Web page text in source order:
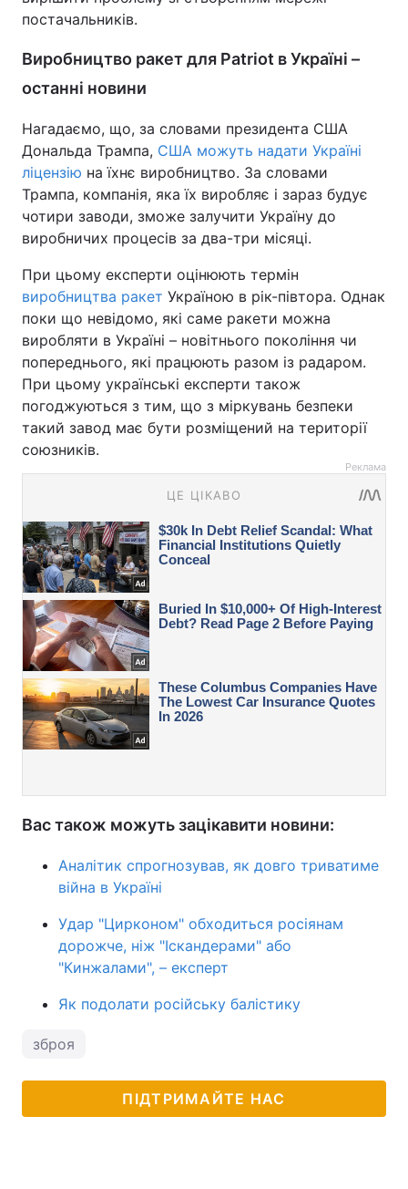
постачальників.
Виробництво ракет для Patriot в Україні –
останні новини
Нагадаємо, що, за словами президента США
Дональда Трампа, США можуть надати Україні
ліцензію на їхнє виробництво. За словами
Трампа, компанія, яка їх виробляє і зараз будує
чотири заводи, зможе залучити Україну до
виробничих процесів за два-три місяці.
При цьому експерти оцінюють термін
виробництва ракет Україною в рік-півтора. Однак
поки що невідомо, які саме ракети можна
виробляти в Україні – новітнього покоління чи
попереднього, які працюють разом із радаром.
При цьому українські експерти також
погоджуються з тим, що з міркувань безпеки
такий завод має бути розміщений на території
союзників.
Реклама
Вас також можуть зацікавити новини:
Аналітик спрогнозував, як довго триватиме
війна в Україні
Удар "Цирконом" обходиться росіянам
дорожче, ніж "Іскандерами" або
"Кинжалами", – експерт
Як подолати російську балістику
зброя
ПІДТРИМАЙТЕ НАС